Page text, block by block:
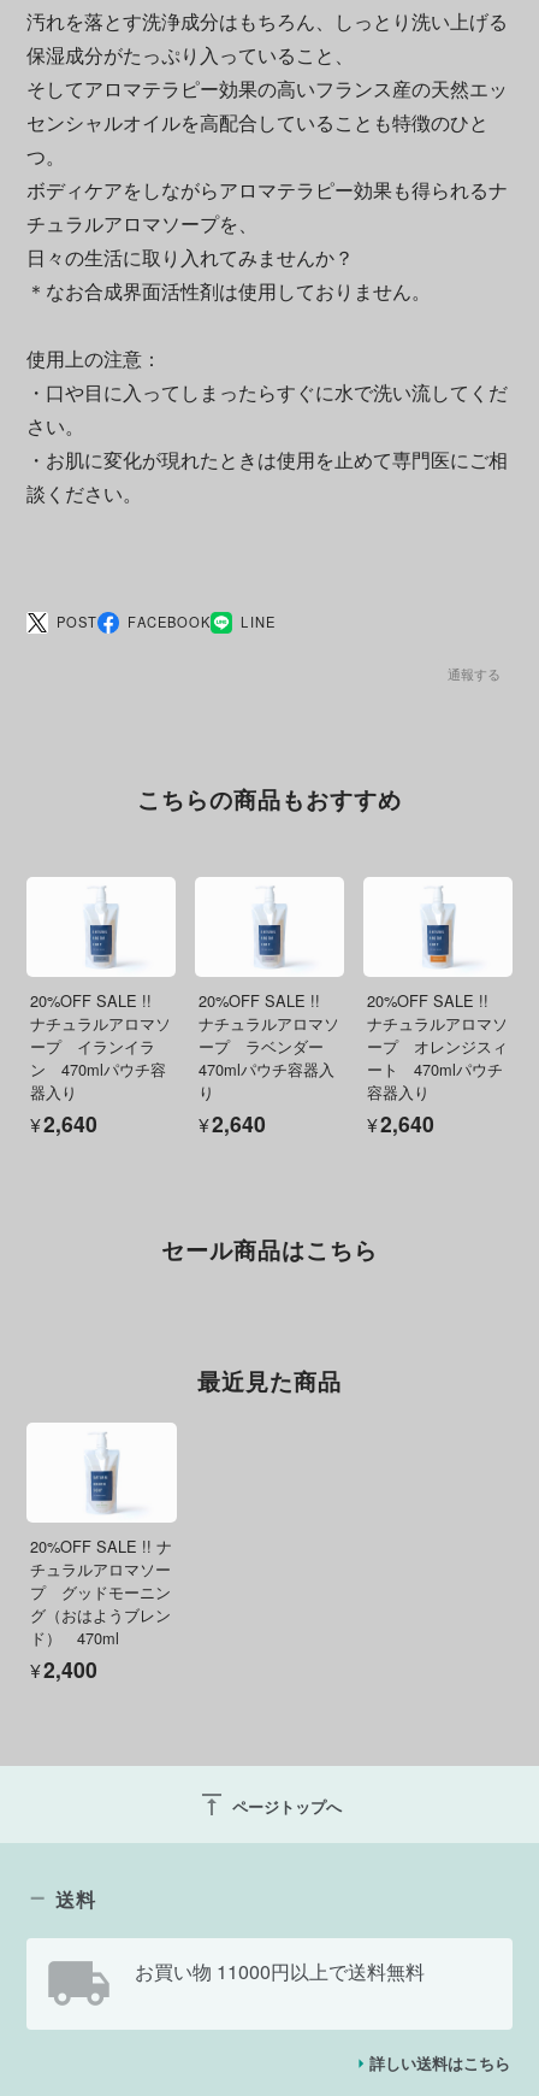
汚れを落とす洗浄成分はもちろん、しっとり洗い上げる
保湿成分がたっぷり入っていること、
そしてアロマテラピー効果の高いフランス産の天然エッ
センシャルオイルを高配合していることも特徴のひと
つ。
ボディケアをしながらアロマテラピー効果も得られるナ
チュラルアロマソープを、
日々の生活に取り入れてみませんか？
＊なお合成界面活性剤は使用しておりません。
使用上の注意：
・口や目に入ってしまったらすぐに水で洗い流してくだ
さい。
・お肌に変化が現れたときは使用を止めて専門医にご相
談ください。
POST FACEBOOK LINE
通報する
こちらの商品もおすすめ
20%OFF SALE !!
ナチュラルアロマソ
ープ イランイラ
ン 470mlパウチ容
器入り
¥2,640
20%OFF SALE !!
ナチュラルアロマソ
ープ ラベンダー
470mlパウチ容器入
り
¥2,640
20%OFF SALE !!
ナチュラルアロマソ
ープ オレンジスィ
ート 470mlパウチ
容器入り
¥2,640
セール商品はこちら
最近見た商品
20%OFF SALE !! ナ
チュラルアロマソー
プ グッドモーニン
グ（おはようブレン
ド） 470ml
¥2,400
vertical_align_top ページトップへ
送料
お買い物 11000円以上で送料無料
詳しい送料はこちら